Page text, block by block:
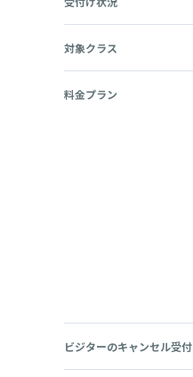
対象クラス
料金プラン
ビジターのキャンセル受付